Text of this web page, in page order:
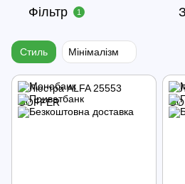
Фільтр 1
Стиль Мінімалізм